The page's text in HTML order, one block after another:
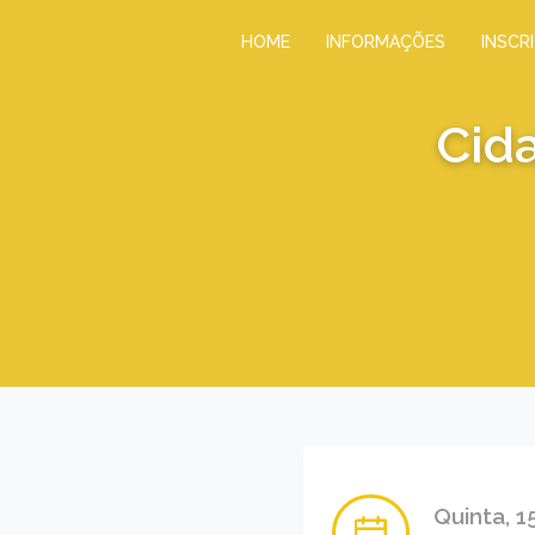
HOME INFORMAÇÕES
Quinta,